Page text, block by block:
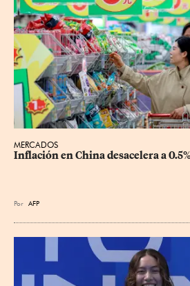
MERCADOS
Inflación en China desacelera a
Por AFP